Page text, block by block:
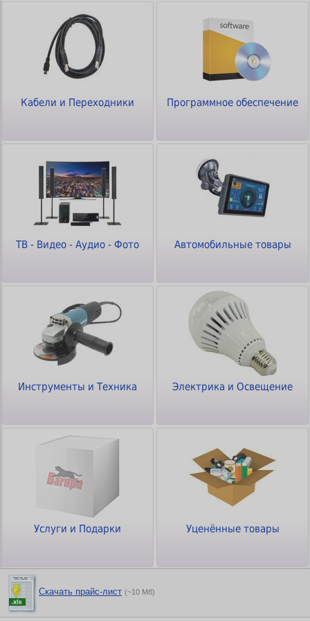
Кабели и Переходники Программное обеспечение
ТВ - Видео - Аудио - Фото Автомобильные товары
Инструменты и Техника Электрика и Освещение
Услуги и Подарки Уценённые товары
Скачать прайс-лист (~10 Мб)